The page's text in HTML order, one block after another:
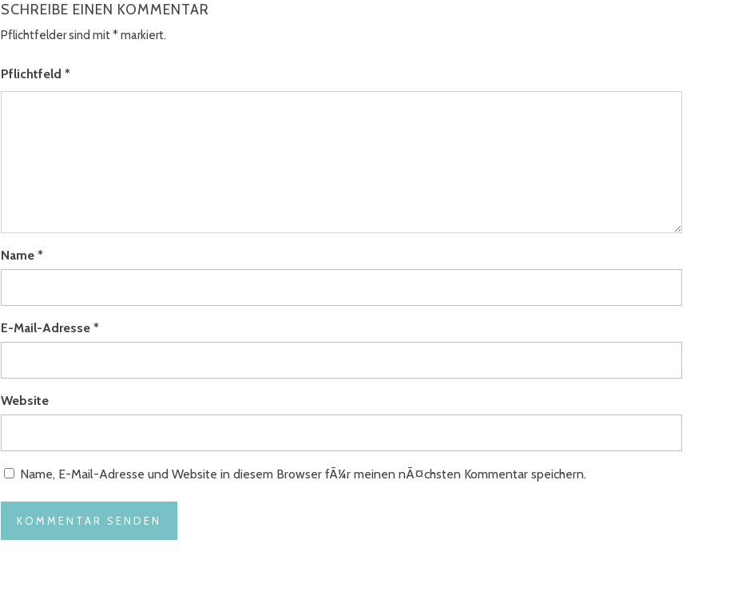
SCHREIBE EINEN KOMMENTAR
Pflichtfelder sind mit*markiert.
Pflichtfeld*
Name*
E-Mail-Adresse*
Website
Name, E-Mail-Adresse und Website in diesem Browser fÃ¼r meinen nÃ¤chsten Kommentar speichern.